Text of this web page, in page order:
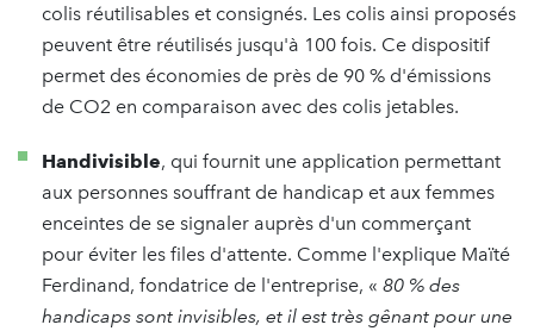
colis réutilisables et consignés. Les colis ainsi proposés
peuvent être réutilisés jusqu'à 100 fois. Ce dispositif
permet des économies de près de 90 % d'émissions
de CO2 en comparaison avec des colis jetables.
Handivisible, qui fournit une application permettant
aux personnes souffrant de handicap et aux femmes
enceintes de se signaler auprès d'un commerçant
pour éviter les files d'attente. Comme l'explique Maïté
Ferdinand, fondatrice de l'entreprise, « 80 % des
handicaps sont invisibles, et il est très gênant pour une